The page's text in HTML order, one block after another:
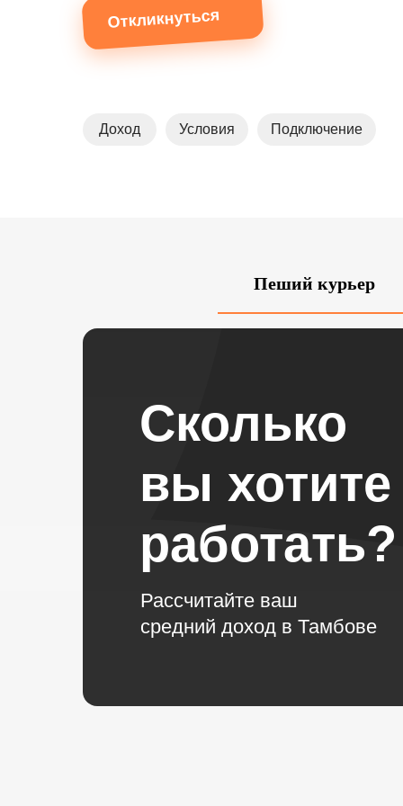
Откликнуться
Доход Условия Подключение
Пеший курьер
Сколько
вы хотите
работать?
Рассчитайте ваш
средний доход в Тамбове